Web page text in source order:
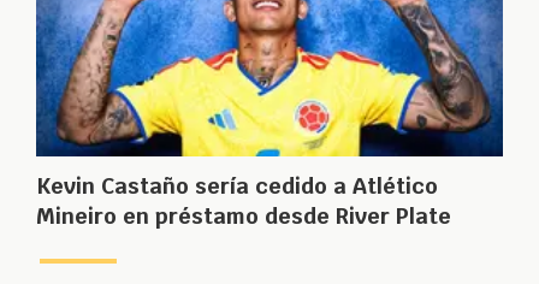
Kevin Castaño sería cedido a Atlético
Mineiro en préstamo desde River Plate